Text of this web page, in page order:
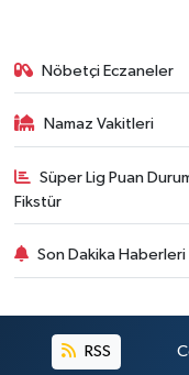
Nöbetçi Eczaneler
Namaz Vakitleri
Süper Lig Puan
Fikstür
Son Dakika Haberleri
RSS